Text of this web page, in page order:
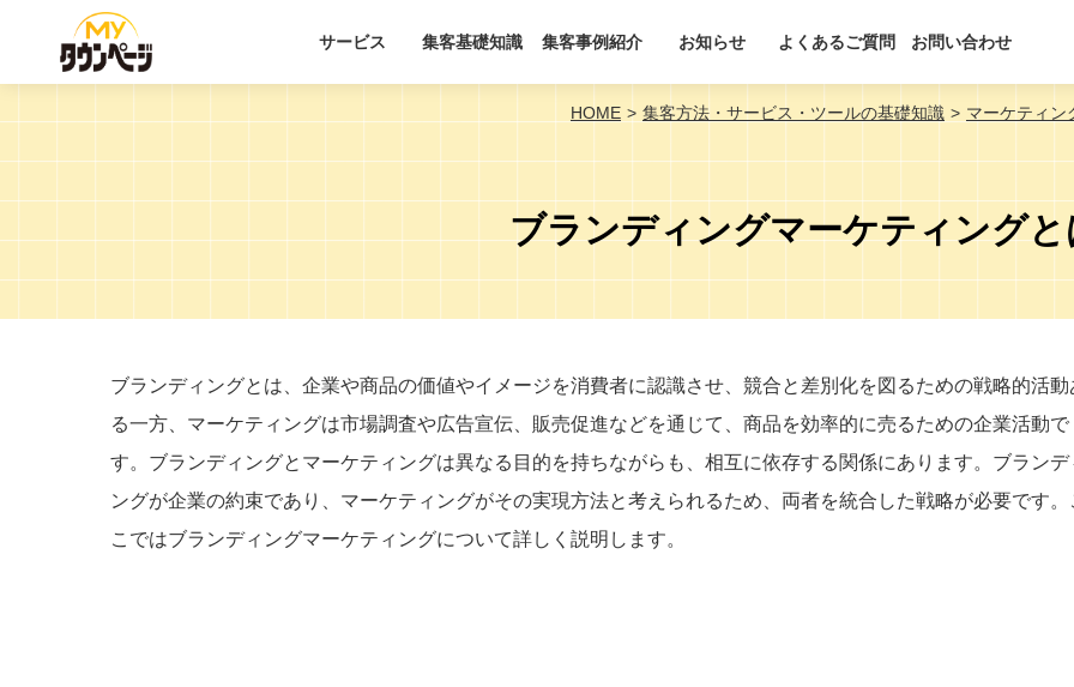
サービス 集客基礎知識 集客事例紹介 お知らせ よくあるご質問 お問い合わせ
HOME 集客方法・サービス・ツールの基礎知識 マーケティン
ブランディングマーケティングと
ブランディングとは、企業や商品の価値やイメージを消費者に認識させ、競合と差別化を図るための戦略的活動
る一方、マーケティングは市場調査や広告宣伝、販売促進などを通じて、商品を効率的に売るための企業活動で
す。ブランディングとマーケティングは異なる目的を持ちながらも、相互に依存する関係にあります。ブランデ
ングが企業の約束であり、マーケティングがその実現方法と考えられるため、両者を統合した戦略が必要です。
こではブランディングマーケティングについて詳しく説明します。